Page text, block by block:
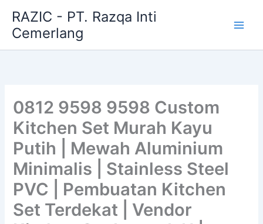
content
RAZIC - PT. Razqa Inti
Cemerlang
0812 9598 9598 Custom
Kitchen Set Murah Kayu
Putih | Mewah Aluminium
Minimalis | Stainless Steel
PVC | Pembuatan Kitchen
Set Terdekat | Vendor